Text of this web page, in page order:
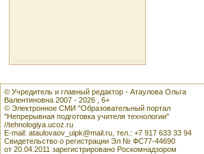
© Учредитель и главный редактор - Атаулова Ольга
Валентиновна 2007 - 2026 , 6+
© Электронное СМИ "Образовательный портал
"Непрерывная подготовка учителя технологии"
//tehnologiya.ucoz.ru
E-mail: ataulovaov_uipk@mail.ru, тел.: +7 917 633 33 94
Свидетельство о регистрации Эл № ФС77-44690
от 20.04.2011 зарегистрировано Роскомнадзором